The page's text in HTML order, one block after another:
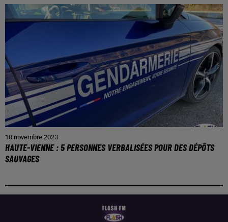
10 novembre 2023
HAUTE-VIENNE : 5 PERSONNES VERBALISÉES POUR DES DÉPÔTS
SAUVAGES